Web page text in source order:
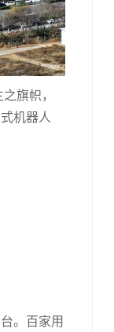
旗帜，
机器人
。百家用